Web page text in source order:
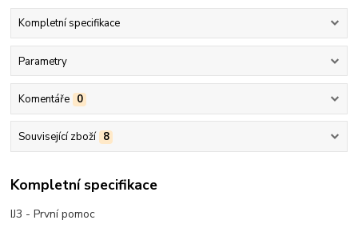
Kompletní specifikace
Parametry
Komentáře 0
Související zboží 8
Kompletní specifikace
IJ3 - První pomoc